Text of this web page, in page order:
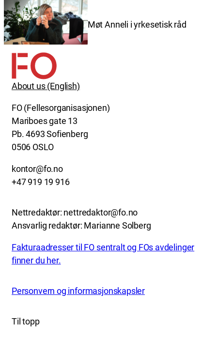
Møt Anneli i yrkesetisk råd
About us (English)
FO (Fellesorganisasjonen)
Mariboes gate 13
Pb. 4693 Sofienberg
0506 OSLO
kontor@fo.no
+47 919 19 916
Nettredaktør: nettredaktor@fo.no
Ansvarlig redaktør: Marianne Solberg
Fakturaadresser til FO sentralt og FOs avdelinger
finner du her.
Personvern og informasjonskapsler
Til topp